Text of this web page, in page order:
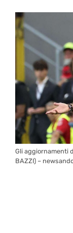
Gli aggiornamenti
BAZZI) –